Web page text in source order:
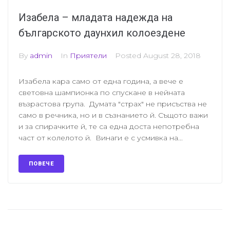
Изабела – младата надежда на
българското дaунхил колоездене
By admin In Приятели Posted August 28, 2018
Изабела кара само от една година, а вече е
световна шампионка по спускане в нейната
възрастова група. Думата "страх" не присъства не
само в речника, но и в съзнанието й. Същото важи
и за спирачките й, те са една доста непотребна
част от колелото й. Винаги е с усмивка на...
ПОВЕЧЕ